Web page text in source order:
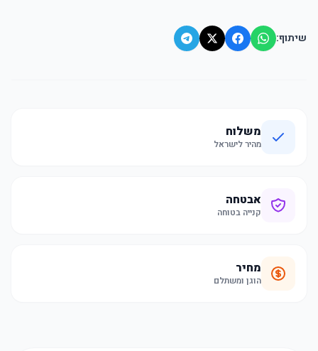
שיתוף:
משלוח
מהיר לישראל
אבטחה
קנייה בטוחה
מחיר
הוגן ומשתלם